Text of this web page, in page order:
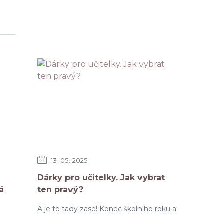
13 05 2025
Dárky pro učitelky. Jak vybrat
ten pravý?
A je to tady zase! Konec školního roku a